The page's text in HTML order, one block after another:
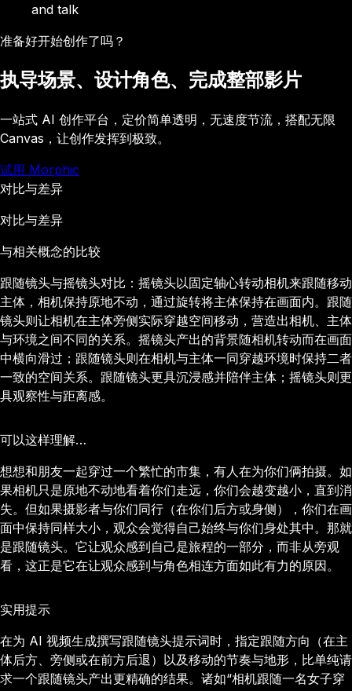
and talk
准备好开始创作了吗？
执导场景、设计角色、完成整部影片
一站式 AI 创作平台，定价简单透明，无速度节流，搭配无限
Canvas，让创作发挥到极致。
试用 Morphic
对比与差异
对比与差异
与相关概念的比较
跟随镜头与摇镜头对比：摇镜头以固定轴心转动相机来跟随移动
主体，相机保持原地不动，通过旋转将主体保持在画面内。跟随
镜头则让相机在主体旁侧实际穿越空间移动，营造出相机、主体
与环境之间不同的关系。摇镜头产出的背景随相机转动而在画面
中横向滑过；跟随镜头则在相机与主体一同穿越环境时保持二者
一致的空间关系。跟随镜头更具沉浸感并陪伴主体；摇镜头则更
具观察性与距离感。
可以这样理解…
想想和朋友一起穿过一个繁忙的市集，有人在为你们俩拍摄。如
果相机只是原地不动地看着你们走远，你们会越变越小，直到消
失。但如果摄影者与你们同行（在你们后方或身侧），你们在画
面中保持同样大小，观众会觉得自己始终与你们身处其中。那就
是跟随镜头。它让观众感到自己是旅程的一部分，而非从旁观
看，这正是它在让观众感到与角色相连方面如此有力的原因。
实用提示
在为 AI 视频生成撰写跟随镜头提示词时，指定跟随方向（在主
体后方、旁侧或在前方后退）以及移动的节奏与地形，比单纯请
求一个跟随镜头产出更精确的结果。诸如“相机跟随一名女子穿